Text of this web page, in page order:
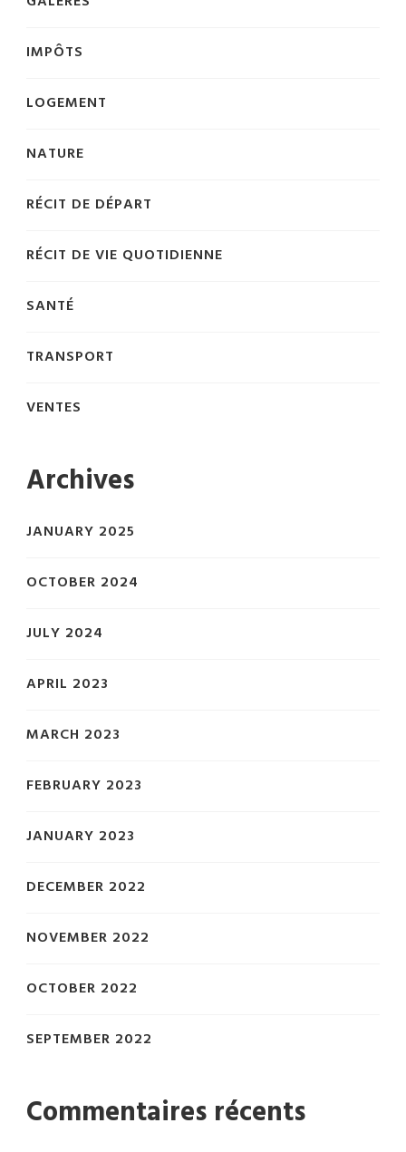
IMPÔTS
LOGEMENT
NATURE
RÉCIT DE DÉPART
RÉCIT DE VIE QUOTIDIENNE
SANTÉ
TRANSPORT
VENTES
Archives
JANUARY 2025
OCTOBER 2024
JULY 2024
APRIL 2023
MARCH 2023
FEBRUARY 2023
JANUARY 2023
DECEMBER 2022
NOVEMBER 2022
OCTOBER 2022
SEPTEMBER 2022
Commentaires récents